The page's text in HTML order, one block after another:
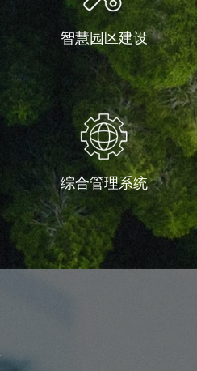
智慧园区建设
综合管理系统